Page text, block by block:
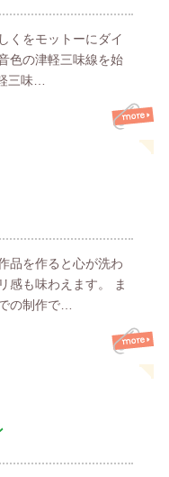
くをモットーにダイ
色の津軽三味線を始
三味…
品を作ると心が洗わ
感も味わえます。 ま
の制作で…